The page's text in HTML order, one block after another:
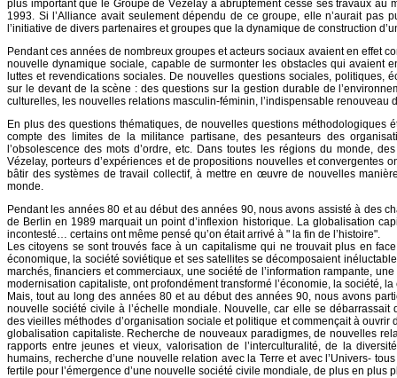
plus important que le Groupe de Vézelay a abruptement cessé ses travaux au
1993. Si l’Alliance avait seulement dépendu de ce groupe, elle n’aurait pas
l’initiative de divers partenaires et groupes que la dynamique de construction
Pendant ces années de nombreux groupes et acteurs sociaux avaient en effet
nouvelle dynamique sociale, capable de surmonter les obstacles qui avaient
luttes et revendications sociales. De nouvelles questions sociales, politiques,
sur le devant de la scène : des questions sur la gestion durable de
culturelles, les nouvelles relations masculin-féminin, l’indispensable renouveau
En plus des questions thématiques, de nouvelles questions méthodologiques
compte des limites de la militance partisane, des pesanteurs des
l’obsolescence des mots d’ordre, etc. Dans toutes les régions du monde,
Vézelay, porteurs d’expériences et de propositions nouvelles et convergentes
bâtir des systèmes de travail collectif, à mettre en œuvre de nouvelles
monde.
Pendant les années 80 et au début des années 90, nous avons assisté à des
de Berlin en 1989 marquait un point d’inflexion historique. La globalisation
incontesté… certains ont même pensé qu’on était arrivé à " la fin de l’histoire".
Les citoyens se sont trouvés face à un capitalisme qui ne trouvait plus en
économique, la société soviétique et ses satellites se décomposaient
marchés, financiers et commerciaux, une société de l’information rampante,
modernisation capitaliste, ont profondément transformé l’économie, la société, la
Mais, tout au long des années 80 et au début des années 90, nous avons
nouvelle société civile à l’échelle mondiale. Nouvelle, car elle se
des vieilles méthodes d’organisation sociale et politique et commençait à
globalisation capitaliste. Recherche de nouveaux paradigmes, de nouvelles
rapports entre jeunes et vieux, valorisation de l’interculturalité, de la
humains, recherche d’une nouvelle relation avec la Terre et avec l’Univers-
fertile pour l’émergence d’une nouvelle société civile mondiale, de plus en plus